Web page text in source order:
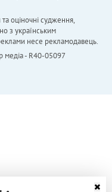
оціночні судження,
з українським
несе рекламодавець.
медіа - R40-05097